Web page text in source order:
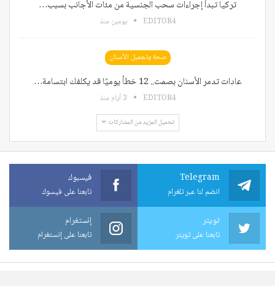
تركيا تبدأ إجراءات سحب الجنسية من مئات الأجانب بسبب…
EDITOR4 يومين منذ
صحة وتجميل الأسنان
عادات تدمر الأسنان بصمت.. 12 خطأ يوميًا قد يكلفك ابتسامة…
EDITOR4 3 أيام منذ
تحميل المزيد من المشاركات
Telegram
انضم لنا عبر تلغرام
فيسبوك
تابعنا على فيسوك
تويتر
تابعنا على تويتر
إنستغرام
تابعنا على إنستغرام